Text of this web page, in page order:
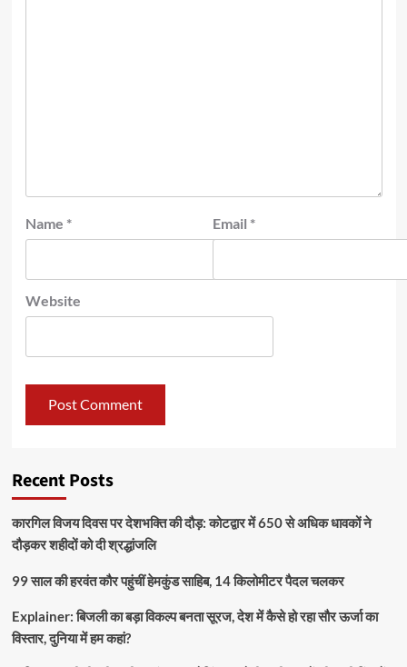
Name * Email *
Website
Recent Posts
कारगिल विजय दिवस पर देशभक्ति की दौड़: कोटद्वार में 650 से अधिक धावकों ने
दौड़कर शहीदों को दी श्रद्धांजलि
99 साल की हरवंत कौर पहुंचीं हेमकुंड साहिब, 14 किलोमीटर पैदल चलकर
Explainer: बिजली का बड़ा विकल्प बनता सूरज, देश में कैसे हो रहा सौर ऊर्जा का
विस्तार, दुनिया में हम कहां?